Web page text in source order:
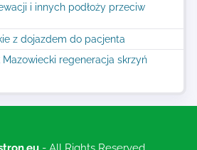
i innych podłoży przeciw
z dojazdem do pacjenta
Mazowiecki regeneracja skrzyń